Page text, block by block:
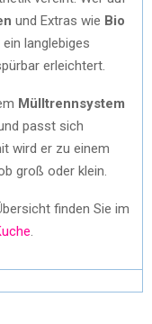
und Extras wie Bio
langlebiges
erleichtert.
Mülltrennsystem
passt sich
wird er zu einem
groß oder klein.
finden Sie im